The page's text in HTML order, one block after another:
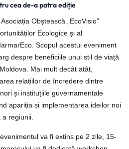
cea de-a patra ediție
Obștească „EcoVisio”
Ecologice și al
Scopul acestui eveniment
despre beneficiile unui stil de viață
Mai mult decât atât,
relațiilor de încredere dintre
și instituțiile guvernamentale
apariția și implementarea ideilor noi
a regiunii.
va fi extins pe 2 zile, 15-